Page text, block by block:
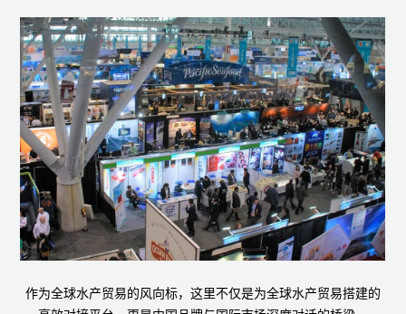
作为全球水产贸易的风向标，这里不仅是为全球水产贸易搭建的